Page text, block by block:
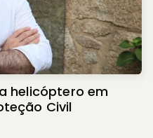
helicóptero em
Civil